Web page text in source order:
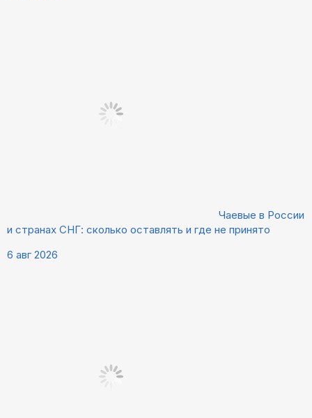
Чаевые в России
и странах СНГ: сколько оставлять и где не принято
6 авг 2026